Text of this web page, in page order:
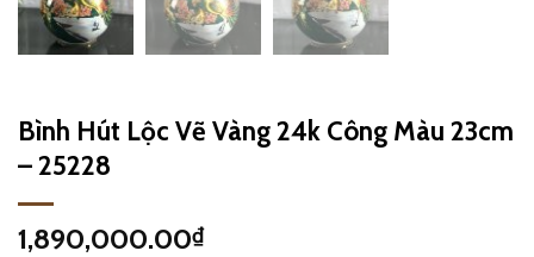
Bình Hút Lộc Vẽ Vàng 24k Công Màu 23cm
– 25228
1,890,000.00₫